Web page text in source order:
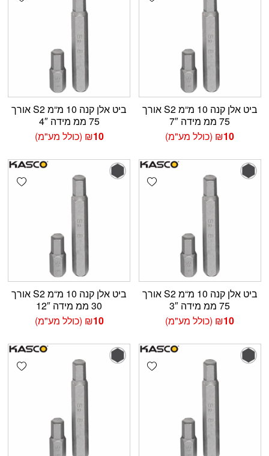
ביט אלן קנה 10 מ“מ S2 אורך
75 ממ מידה 7″
₪10 (כולל מע"מ)
ביט אלן קנה 10 מ“מ S2 אורך
75 ממ מידה 4″
₪10 (כולל מע"מ)
Add wishlist
ביט אלן קנה 10 מ“מ S2 אורך
75 ממ מידה 3″
₪10 (כולל מע"מ)
ביט אלן קנה 10 מ“מ S2 אורך
30 ממ מידה 12″
₪10 (כולל מע"מ)
Add wishlist